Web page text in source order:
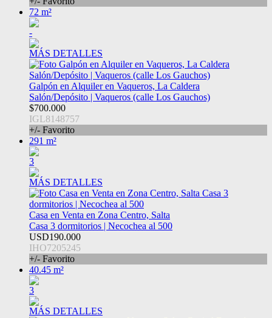
72 m²
-
MÁS DETALLES
Galpón en Alquiler en Vaqueros, La Caldera
Salón/Depósito | Vaqueros (calle Los Gauchos)
$700.000
IGL8148757
+/- Favorito
291 m²
3
MÁS DETALLES
Casa en Venta en Zona Centro, Salta
Casa 3 dormitorios | Necochea al 500
USD190.000
IHO7205245
+/- Favorito
40.45 m²
3
MÁS DETALLES